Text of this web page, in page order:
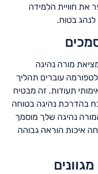
חוויית הלמידה
בטוח.
מורה נהיגה
עוברים תהליך
תעודות. זה מבטיח
בהדרכת נהיגה בטוחה
נהיגה שלך מוסמך
איכות הוראה גבוהה